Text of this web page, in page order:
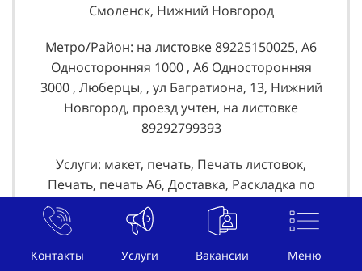
Контакты Услуги Вакансии Меню
Смоленск, Нижний Новгород
Метро/Район: на листовке 89225150025, А6
Односторонняя 1000 , А6 Односторонняя
3000 , Люберцы, , ул Багратиона, 13, Нижний
Новгород, проезд учтен, на листовке
89292799393
Услуги: макет, печать, Печать листовок,
Печать, печать А6, Доставка, Раскладка по
почтовым ящикам, проезд, хранение,
Раскладка в почтовые ящики 5 эт., х р а н е н
проезд , хранение , Проезд/хранение